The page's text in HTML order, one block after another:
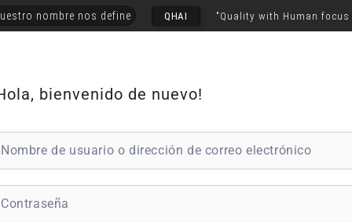
nombre nos define QHAI "Quality with Human focus
bienvenido de nuevo!